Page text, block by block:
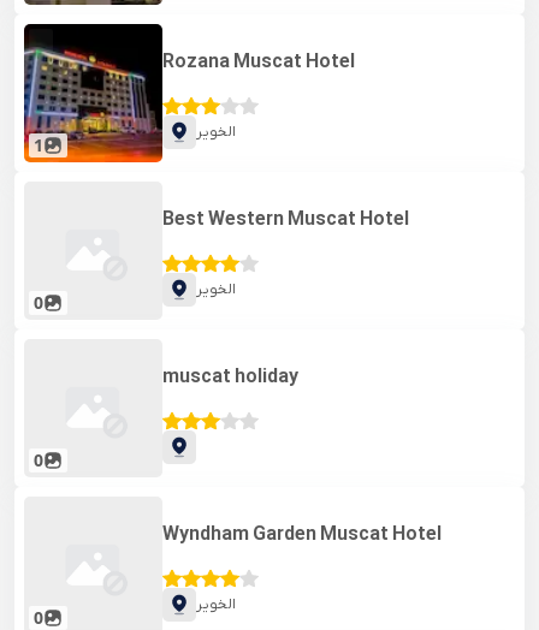
1
Rozana Muscat Hotel
الخویر
0
Best Western Muscat Hotel
الخویر
0
muscat holiday
0
Wyndham Garden Muscat Hotel
الخویر